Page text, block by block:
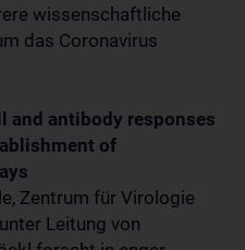
wissenschaftliche
das Coronavirus
and antibody responses
of
Zentrum für Virologie
Leitung von